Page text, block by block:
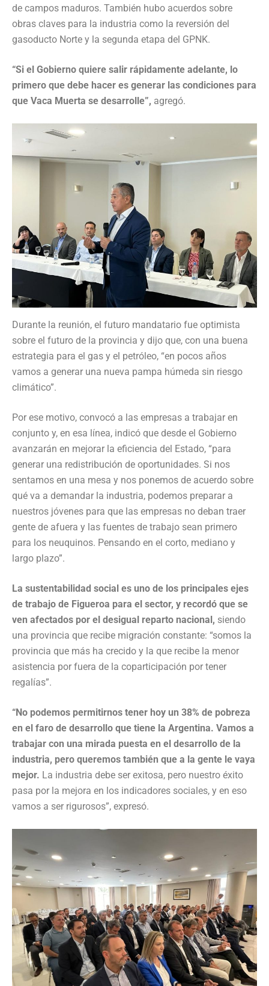
de campos maduros. También hubo acuerdos sobre
obras claves para la industria como la reversión del
gasoducto Norte y la segunda etapa del GPNK.
“Si el Gobierno quiere salir rápidamente adelante, lo
primero que debe hacer es generar las condiciones para
que Vaca Muerta se desarrolle”, agregó.
Durante la reunión, el futuro mandatario fue optimista
sobre el futuro de la provincia y dijo que, con una buena
estrategia para el gas y el petróleo, “en pocos años
vamos a generar una nueva pampa húmeda sin riesgo
climático”.
Por ese motivo, convocó a las empresas a trabajar en
conjunto y, en esa línea, indicó que desde el Gobierno
avanzarán en mejorar la eficiencia del Estado, “para
generar una redistribución de oportunidades. Si nos
sentamos en una mesa y nos ponemos de acuerdo sobre
qué va a demandar la industria, podemos preparar a
nuestros jóvenes para que las empresas no deban traer
gente de afuera y las fuentes de trabajo sean primero
para los neuquinos. Pensando en el corto, mediano y
largo plazo”.
La sustentabilidad social es uno de los principales ejes
de trabajo de Figueroa para el sector, y recordó que se
ven afectados por el desigual reparto nacional, siendo
una provincia que recibe migración constante: “somos la
provincia que más ha crecido y la que recibe la menor
asistencia por fuera de la coparticipación por tener
regalías”.
“No podemos permitirnos tener hoy un 38% de pobreza
en el faro de desarrollo que tiene la Argentina. Vamos a
trabajar con una mirada puesta en el desarrollo de la
industria, pero queremos también que a la gente le vaya
mejor. La industria debe ser exitosa, pero nuestro éxito
pasa por la mejora en los indicadores sociales, y en eso
vamos a ser rigurosos”, expresó.